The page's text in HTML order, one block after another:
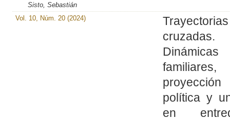
Sisto, Sebastián
Vol. 10, Núm. 20 (2024)
Trayectorias
cruzadas.
Dinámicas
familiares,
proyección
política y
en